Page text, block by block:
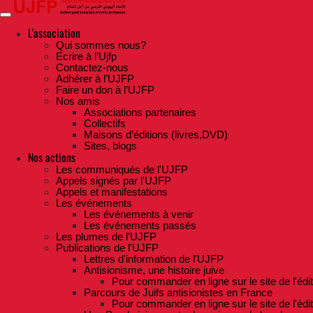
Skip
to
contentL'association
Qui sommes nous?
Ecrire à l’Ujfp
Contactez-nous
Adhérer à l’UJFP
Faire un don à l’UJFP
Nos amis
Associations partenaires
Collectifs
Maisons d’éditions (livres,DVD)
Sites, blogs
Nos actions
Les communiqués de l'UJFP
Appels signés par l'UJFP
Appels et manifestations
Les événements
Les événements à venir
Les événements passés
Les plumes de l'UJFP
Publications de l'UJFP
Lettres d'information de l'UJFP
Antisionisme, une histoire juive
Pour commander en ligne sur le site de
Parcours de Juifs antisionistes en France
Pour commander en ligne sur le site de